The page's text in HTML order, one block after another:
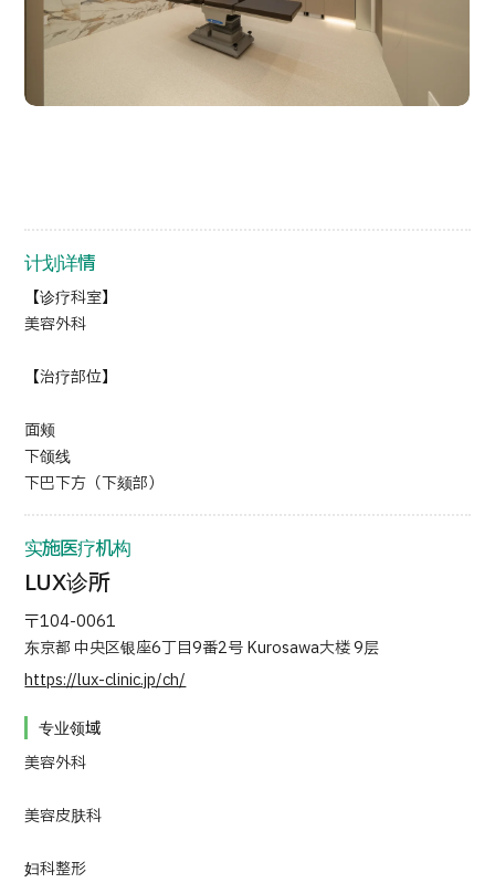
计划详情
【诊疗科室】
美容外科
【治疗部位】
面颊
下颌线
下巴下方（下颏部）
实施医疗机构
LUX诊所
〒104-0061
东京都 中央区银座6丁目9番2号 Kurosawa大楼 9层
https://lux-clinic.jp/ch/
专业领域
美容外科
美容皮肤科
妇科整形